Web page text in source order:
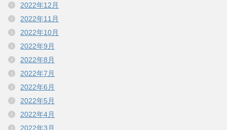
2022年12月
2022年11月
2022年10月
2022年9月
2022年8月
2022年7月
2022年6月
2022年5月
2022年4月
2022年3月